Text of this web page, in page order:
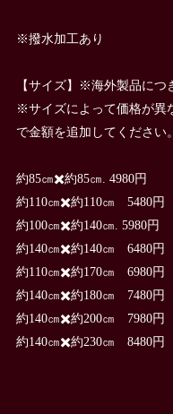
※撥水加工あり
【サイズ】※海外製品につ
※サイズによって価格が異
で金額を追加してください。
約85㎝✖️約85㎝. 4980円
約110㎝✖️約110㎝ 5480円
約100㎝✖️約140㎝. 5980円
約140㎝✖️約140㎝ 6480円
約110㎝✖️約170㎝ 6980円
約140㎝✖️約180㎝ 7480円
約140㎝✖️約200㎝ 7980円
約140㎝✖️約230㎝ 8480円